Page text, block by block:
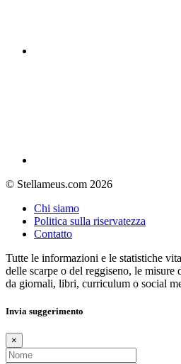
© Stellameus.com 2026
Chi siamo
Politica sulla riservatezza
Contatto
Tutte le informazioni e le statistiche
delle scarpe o del reggiseno, le misure
da giornali, libri, curriculum o social
Invia suggerimento
×